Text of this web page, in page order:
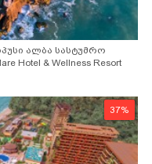
ალბა სასტუმრო
Hotel & Wellness Resort
37%